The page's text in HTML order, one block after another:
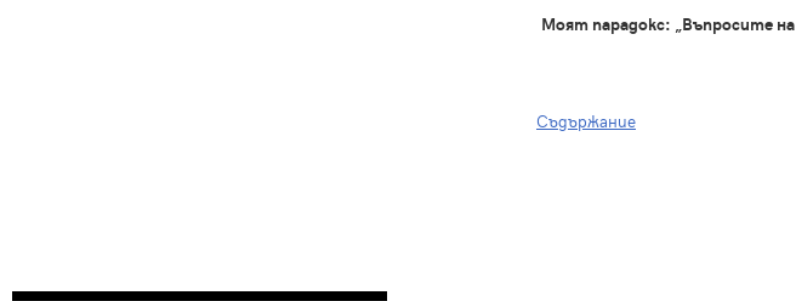
Моят парадокс: „Въпросите
Съдържание